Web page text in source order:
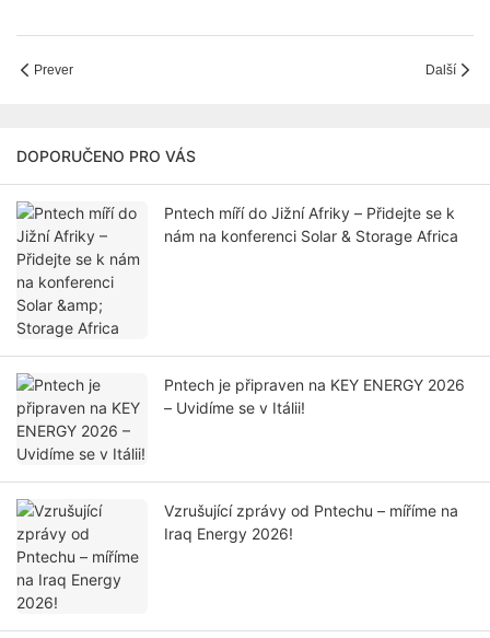
Prever Další
DOPORUČENO PRO VÁS
Pntech míří do Jižní Afriky – Přidejte se k
nám na konferenci Solar & Storage Africa
Pntech je připraven na KEY ENERGY 2026
– Uvidíme se v Itálii!
Vzrušující zprávy od Pntechu – míříme na
Iraq Energy 2026!